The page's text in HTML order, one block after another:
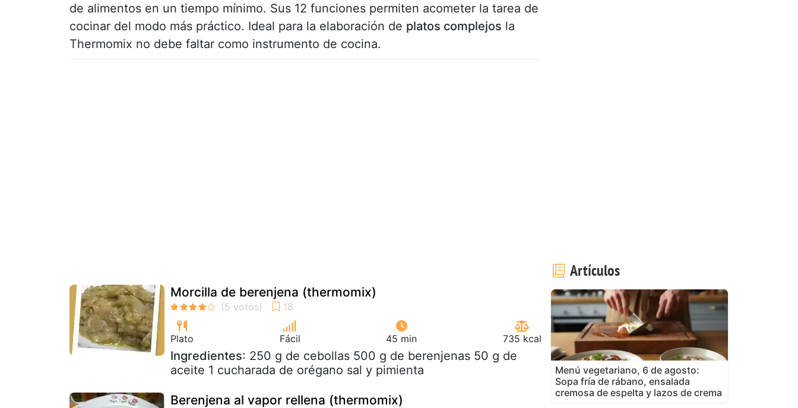
de alimentos en un tiempo mínimo. Sus 12 funciones permiten acometer la tarea de
cocinar del modo más práctico. Ideal para la elaboración de platos complejos la
Thermomix no debe faltar como instrumento de cocina.
Morcilla de berenjena (thermomix)
Plato Fácil 45 min 735 kcal
Ingredientes: 250 g de cebollas 500 g de berenjenas 50 g de
aceite 1 cucharada de orégano sal y pimienta
Berenjena al vapor rellena (thermomix)
Artículos
Menú vegetariano, 6 de agosto:
Sopa fría de rábano, ensalada
cremosa de espelta y lazos de crema